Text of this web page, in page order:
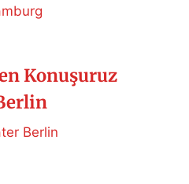
Konuşuruz
Berlin